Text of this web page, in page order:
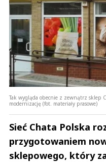
Tak wygląda obecnie z zewnątrz sklep
modernizację (fot. materiały prasowe)
Sieć Chata Polska
przygotowaniem
sklepowego, który